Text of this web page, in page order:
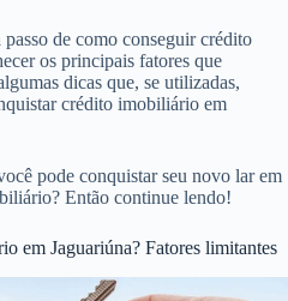
de como conseguir crédito
os principais fatores que
dicas que, se utilizadas,
crédito imobiliário em
pode conquistar seu novo lar em
Então continue lendo!
em Jaguariúna? Fatores limitantes